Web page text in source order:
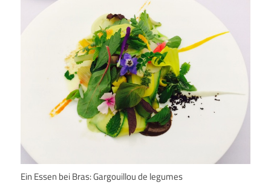
Ein Essen bei Bras: Gargouillou de legumes